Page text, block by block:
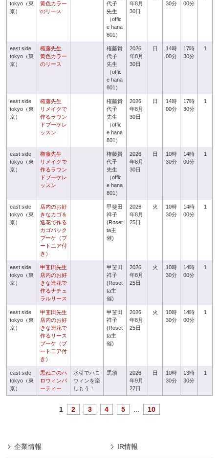
tokyo（東
京）
黄色カラー
のリース
代子
先生
（offic
e hana
801）
年8月
30日
30分
00分
east side
tokyo（東
京）
権藤先生
黄色カラー
のリース
権藤貴
代子
先生
（offic
e hana
801）
2026
年8月
30日
日
14時
00分
17時
30分
1
east side
tokyo（東
京）
権藤先生
リメイクで
作るラウン
ドブーケレ
ッスン
権藤貴
代子
先生
（offic
e hana
801）
2026
年8月
30日
日
14時
00分
17時
30分
1
east side
tokyo（東
京）
権藤先生
リメイクで
作るラウン
ドブーケレ
ッスン
権藤貴
代子
先生
（offic
e hana
801）
2026
年8月
30日
日
10時
30分
14時
00分
1
east side
tokyo（東
京）
店内のお好
きなカゴ＆
造花で作る
カゴバック
ブーケ（ブ
ート二ア付
き）
甲斐田
祥子
(Roset
ta主
催)
2026
年8月
25日
火
10時
30分
14時
00分
1
east side
tokyo（東
京）
甲斐田先生
店内のお好
きな造花で
作るナチュ
ラルリース
甲斐田
祥子
(Roset
ta主
催)
2026
年8月
25日
火
10時
30分
14時
00分
1
east side
tokyo（東
京）
甲斐田先生
店内のお好
きな造花で
作るリース
ブーケ（ブ
ート二ア付
き）
甲斐田
祥子
(Roset
ta主
催)
2026
年8月
25日
火
10時
30分
14時
00分
1
east side
tokyo（東
京）
黒ねこのハ
ロウィンパ
ーティー
水引でハロ
ウィンを楽
しもう！
黒須
2026
年9月
27日
日
10時
30分
13時
30分
1
1 2 3 4 5 10
企業情報 IR情報